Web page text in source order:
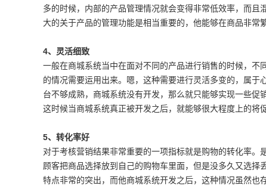
多的时候，内部的产品管理情况就会变得非常低效率，而
大的关于产品的管理功能是相当重要的，他能够在商品非常
4、灵活细致
一般在商城系统当中在面对不同的产品进行销售的时候，
的情况需要运用出来。嗯，这种需要进行灵活多变的，属
台不够成熟，商城系统没有开发，那么就只能够实现一些促
这时候当商城系统真正被开发之后，就能够很大程度上的将
5、转化率好
对于考核营销结果非常重要的一项指标就是购物的转化率
顾客把商品选择放到自己的购物车里面，但是没多久又选
特点非常的突出，而他商城系统开发之后，这种情况虽然也